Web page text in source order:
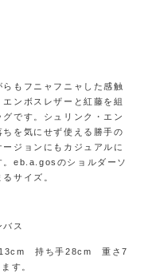
もフニャフニャした感触
ンボスレザーと紅藤を組
です。シュリンク・エン
を気にせず使える勝手の
ジョンにもカジュアルに
。eb.a.gosのショルダーソ
サイズ。
ス
13cm 持ち手28cm 重さ7
す。